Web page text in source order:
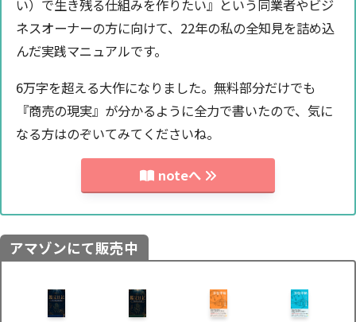
い）で生き残る仕組みを作りたい』という同業者やビジ
ネスオーナーの方に向けて、22年の私の全知見を詰め込
んだ実践マニュアルです。
6万字を超える大作になりました。無料部分だけでも
『商売の現実』が分かるように全力で書いたので、気に
なる方はのぞいてみてくださいね。
noteへ
アマゾンにて販売中